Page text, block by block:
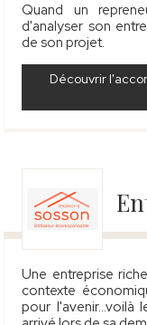
Quand un
d'analyser son
de son projet.
Découvrir
Une entreprise
contexte
pour l'avenir…voilà